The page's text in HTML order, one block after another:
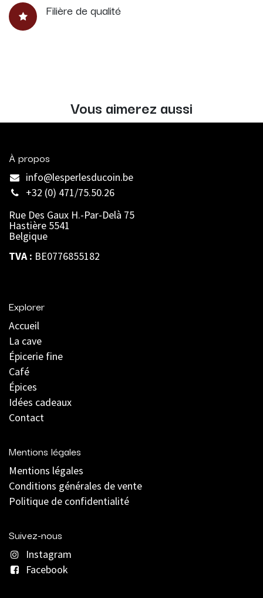
Filière de qualité
Vous aimerez aussi
À propos
info@lesperlesducoin.be​
+32 (0) 471/75.50.26
Rue Des Gaux H.-Par-Delà 75
Hastière 5541
Belgique
TVA : BE0776855182
Explorer
Accueil
La cave
Épicerie fine
Café
Épices
Idées cadeaux
Contact
Mentions légales
Mentions légales
Conditions générales de vente
Politique de confidentialité
Suivez-nous
Instagram
Facebook